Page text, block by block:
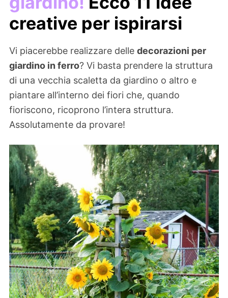
creative per ispirarsi
Vi piacerebbe realizzare delle decorazioni per
giardino in ferro? Vi basta prendere la struttura
di una vecchia scaletta da giardino o altro e
piantare all’interno dei fiori che, quando
fioriscono, ricoprono l’intera struttura.
Assolutamente da provare!